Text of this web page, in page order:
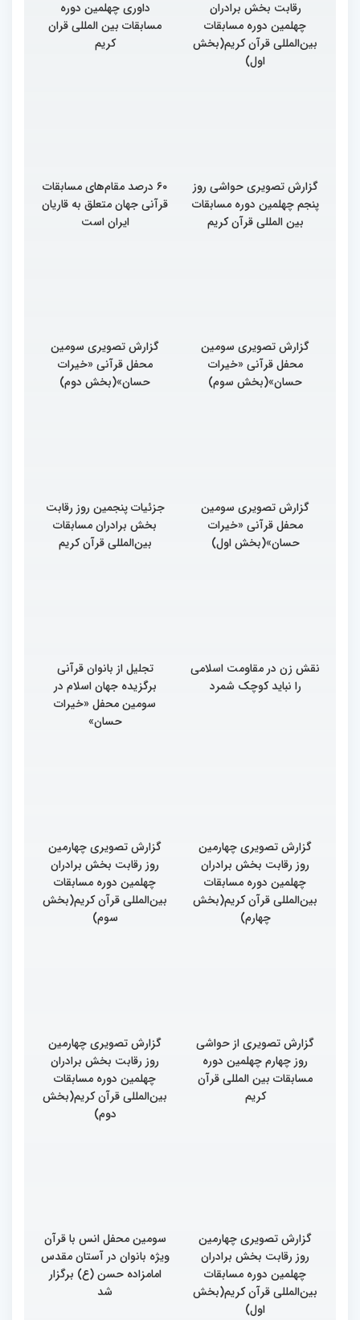
رقابت بخش برادران
چهلمین دوره مسابقات
بین‌المللی قرآن کریم(بخش
اول)
داوری چهلمین دوره
مسابقات بین المللی قران
کریم
گزارش تصویری حواشی روز
پنجم چهلمین دوره مسابقات
بین المللی قرآن کریم
۶۰ درصد مقام‌های مسابقات
قرآنی جهان متعلق به قاریان
ایران است
گزارش تصویری سومین
محفل قرآنی «خیرات
حسان»(بخش سوم)
گزارش تصویری سومین
محفل قرآنی «خیرات
حسان»(بخش دوم)
گزارش تصویری سومین
محفل قرآنی «خیرات
حسان»(بخش اول)
جزئیات پنجمین روز رقابت
بخش برادران مسابقات
بین‌المللی قرآن کریم
نقش زن در مقاومت اسلامی
را نباید کوچک شمرد
تجلیل از بانوان قرآنی
برگزیده جهان اسلام در
سومین محفل «خیرات
حسان»
گزارش تصویری چهارمین
روز رقابت بخش برادران
چهلمین دوره مسابقات
بین‌المللی قرآن کریم(بخش
چهارم)
گزارش تصویری چهارمین
روز رقابت بخش برادران
چهلمین دوره مسابقات
بین‌المللی قرآن کریم(بخش
سوم)
گزارش تصویری از حواشی
روز چهارم چهلمین دوره
مسابقات بین المللی قرآن
کریم
گزارش تصویری چهارمین
روز رقابت بخش برادران
چهلمین دوره مسابقات
بین‌المللی قرآن کریم(بخش
دوم)
گزارش تصویری چهارمین
روز رقابت بخش برادران
چهلمین دوره مسابقات
بین‌المللی قرآن کریم(بخش
اول)
سومین محفل انس با قرآن
ویژه بانوان در آستان مقدس
امامزاده حسن (ع) برگزار
شد